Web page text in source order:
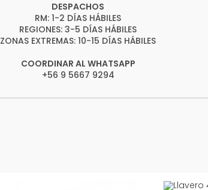
DESPACHOS
RM: 1-2 DÍAS HÁBILES
REGIONES: 3-5 DÍAS HÁBILES
ZONAS EXTREMAS: 10-15 DÍAS HÁBILES
COORDINAR AL WHATSAPP
+56 9 5667 9294